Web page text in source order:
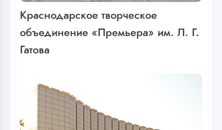
Краснодарское творческое
объединение «Премьера» им. Л. Г.
Гатова